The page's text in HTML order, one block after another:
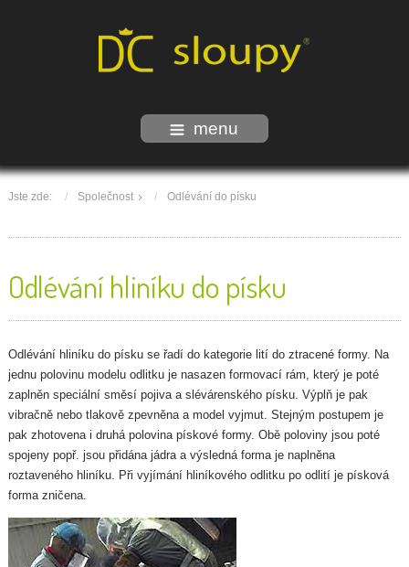
menu
Jste zde: Společnost Odlévání do písku
Odlévání hliníku do písku
Odlévání hliníku do písku se řadí do kategorie lití do ztracené formy. Na
jednu polovinu modelu odlitku je nasazen formovací rám, který je poté
zaplněn speciální směsí pojiva a slévárenského písku. Výplň je pak
vibračně nebo tlakově zpevněna a model vyjmut. Stejným postupem je
pak zhotovena i druhá polovina pískové formy. Obě poloviny jsou poté
spojeny popř. jsou přidána jádra a výsledná forma je naplněna
roztaveného hliníku. Při vyjímání hliníkového odlitku po odlití je písková
forma zničena.